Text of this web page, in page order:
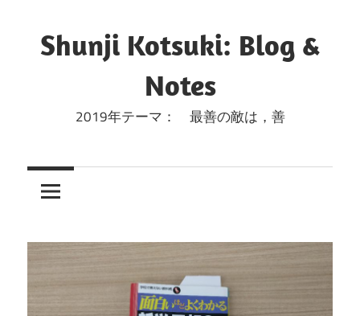
キ
Shunji Kotsuki: Blog &
Notes
2019年テーマ： 最善の敵は，善